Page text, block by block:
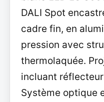
DALI Spot
cadre fin, en
pression avec
thermolaquée.
incluant
Système optique